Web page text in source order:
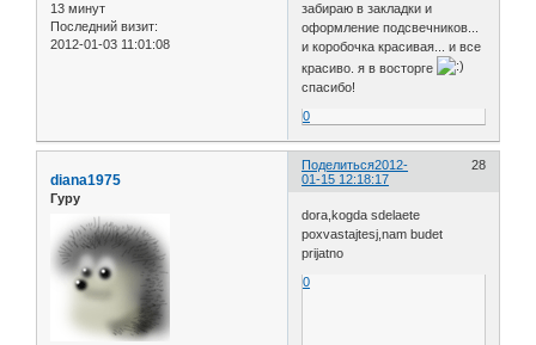
13 минут
Последний визит:
2012-01-03 11:01:08
забираю в закладки и
оформление подсвечников...
и коробочка красивая... и все
красиво. я в восторге
спасибо!
0
Поделиться 28
2012-
01-15 12:18:17
diana1975
Гуру
dora,kogda sdelaete
poxvastajtesj,nam budet
prijatno
0